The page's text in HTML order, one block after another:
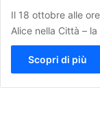
Il 18 ottobre alle
Alice nella Città –
Scopri di più